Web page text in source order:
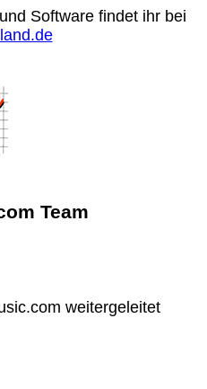
Software findet ihr bei
Team
weitergeleitet